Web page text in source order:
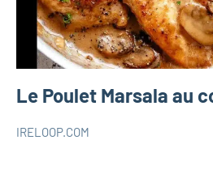
Le Poulet Marsala au
IRELOOP.COM